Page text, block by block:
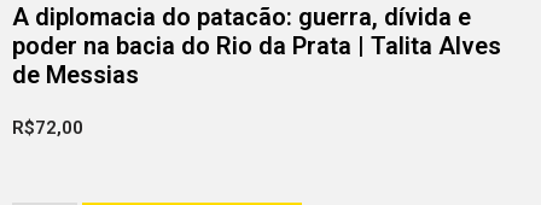
A diplomacia do patacão: guerra, dívida e
poder na bacia do Rio da Prata | Talita Alves
de Messias
R$72,00